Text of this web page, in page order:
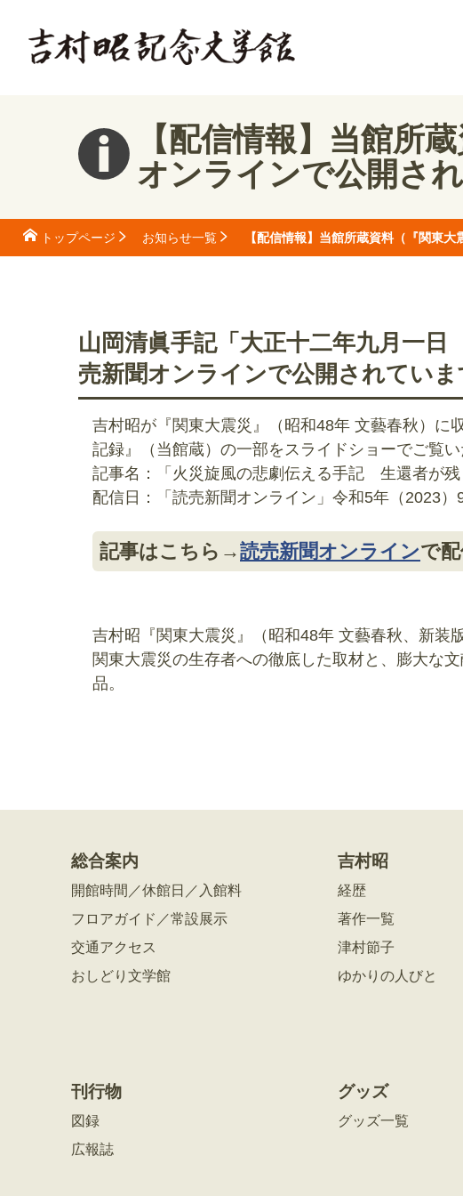
【配信情報】当館所
オンラインで公開さ
トップページ お知らせ一覧 【配信情報】当館所蔵資料（『関東
山岡清眞手記「大正十二年九月一
売新聞オンラインで公開されていま
吉村昭が『関東大震災』（昭和48年 文藝春秋）
記録』（当館蔵）の一部をスライドショーでご覧い
記事名：「火災旋風の悲劇伝える手記 生還者が残
配信日：「読売新聞オンライン」令和5年（2023
記事はこちら→読売新聞オンラインで
吉村昭『関東大震災』（昭和48年 文藝春秋、新装
関東大震災の生存者への徹底した取材と、膨大な
品。
総合案内
開館時間／休館日／入館料
フロアガイド／常設展示
交通アクセス
おしどり文学館
吉村昭
経歴
著作一覧
津村節子
ゆかりの人びと
刊行物
図録
広報誌
グッズ
グッズ一覧